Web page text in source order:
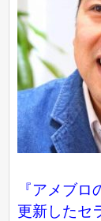
『アメブ
更新したセ